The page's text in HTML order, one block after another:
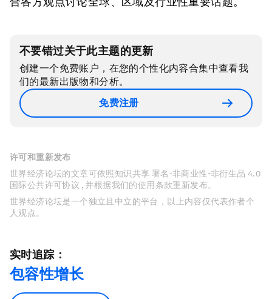
不要错过关于此主题的更新
创建一个免费账户，在您的个性化内容合集中查看我
们的最新出版物和分析。
免费注册
许可和重新发布
世界经济论坛的文章可依照知识共享 署名-非商业性-非衍生品 4.0
国际公共许可协议 , 并根据我们的使用条款重新发布。
世界经济论坛是一个独立且中立的平台，以上内容仅代表作者个
人观点。
实时追踪：
包容性增长